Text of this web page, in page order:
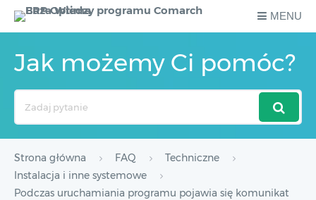
MENU
Jak możemy Ci pomóc?
Strona główna FAQ
Techniczne
Instalacja i inne systemowe
Podczas uruchamiania programu pojawia się komunikat